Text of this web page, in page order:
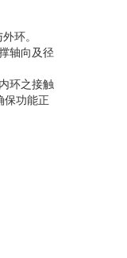
环。
轴向及径
环之接触
保功能正